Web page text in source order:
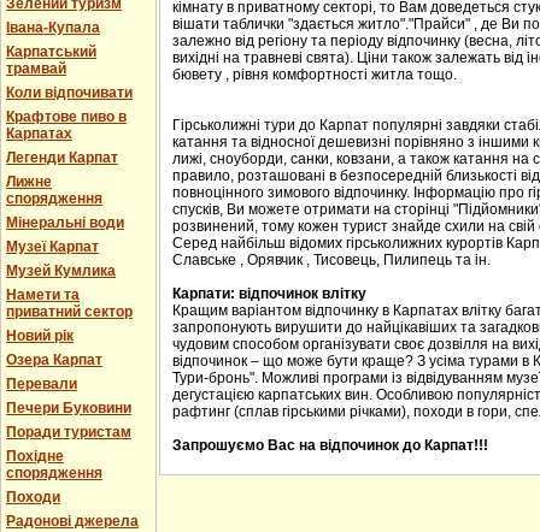
Зелений туризм
Івана-Купала
Карпатський
трамвай
Коли відпочивати
Крафтове пиво в
Карпатах
Легенди Карпат
Лижне
спорядження
Мінеральні води
Музеї Карпат
Музей Кумлика
Намети та
приватний сектор
Новий рік
Озера Карпат
Перевали
Печери Буковини
Поради туристам
Похідне
спорядження
Походи
Радонові джерела
кімнату в приватному секторі, то Вам доведеться
вішати таблички "здається житло"."Прайси" , де Ви
залежно від регіону та періоду відпочинку (весна,
вихідні на травневі свята). Ціни також залежать від
бювету , рівня комфортності житла тощо.
Гірськолижні тури до Карпат популярні завдяки
катання та відносної дешевизні порівняно з
лижі, сноуборди, санки, ковзани, а також катання на
правило, розташовані в безпосередній близькості
повноцінного зимового відпочинку. Інформацію про
спусків, Ви можете отримати на сторінці
розвинений, тому кожен турист знайде схили на свій
Серед найбільш відомих гірськолижних курортів
Славське , Орявчик , Тисовець, Пилипець та ін.
Карпати: відпочинок влітку
Кращим варіантом відпочинку в Карпатах влітку
запропонують вирушити до найцікавіших та
чудовим способом організувати своє дозвілля на
відпочинок – що може бути краще? З усіма турами в
Тури-бронь". Можливі програми із відвідуванням
дегустацією карпатських вин. Особливою
рафтинг (сплав гірськими річками), походи в гори,
Запрошуємо Вас на відпочинок до Карпат!!!